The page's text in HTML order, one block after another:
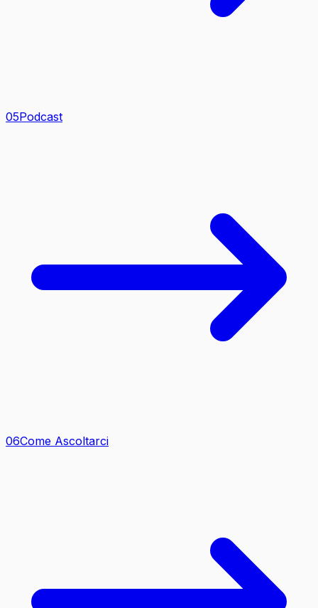
05Podcast
06Come Ascoltarci